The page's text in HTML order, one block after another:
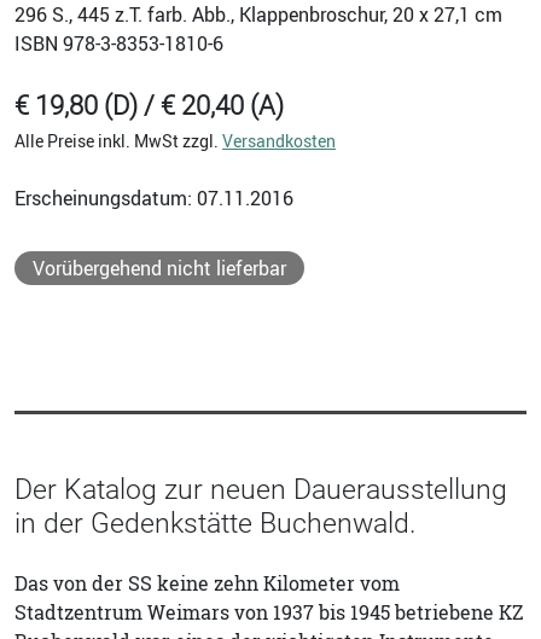
296 S., 445 z.T. farb. Abb., Klappenbroschur, 20 x 27,1 cm
ISBN 978-3-8353-1810-6
€ 19,80 (D) / € 20,40 (A)
Alle Preise inkl. MwSt zzgl. Versandkosten
Erscheinungsdatum: 07.11.2016
Vorübergehend nicht lieferbar
Der Katalog zur neuen Dauerausstellung
in der Gedenkstätte Buchenwald.
Das von der SS keine zehn Kilometer vom
Stadtzentrum Weimars von 1937 bis 1945 betriebene KZ